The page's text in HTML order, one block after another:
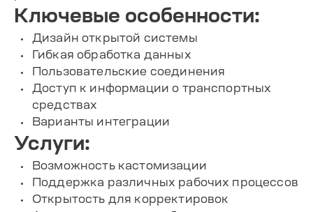
Ключевые особенности:
Дизайн открытой системы
Гибкая обработка данных
Пользовательские соединения
Доступ к информации о транспортных
средствах
Варианты интеграции
Услуги:
Возможность кастомизации
Поддержка различных рабочих процессов
Открытость для корректировок